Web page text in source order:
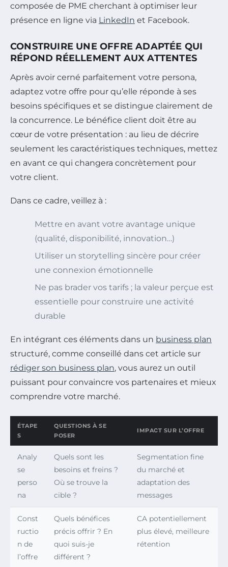
composée de PME cherchant à optimiser leur
présence en ligne via LinkedIn et Facebook.
CONSTRUIRE UNE OFFRE ADAPTÉE QUI
RÉPOND RÉELLEMENT AUX ATTENTES
Après avoir cerné parfaitement votre persona,
adaptez votre offre pour qu’elle réponde à ses
besoins spécifiques et se distingue clairement de
la concurrence. Le bénéfice client doit être au
cœur de votre présentation : au lieu de décrire
seulement les caractéristiques techniques, mettez
en avant ce qui changera concrètement pour
votre client.
Dans ce cadre, veillez à :
Mettre en avant votre avantage unique
(qualité, disponibilité, innovation…)
Utiliser un storytelling sincère pour créer
une connexion émotionnelle
Ne pas brader vos tarifs ; la valeur perçue est
essentielle pour construire une activité
durable
En intégrant ces éléments dans un business plan
structuré, comme conseillé dans cet article sur
rédiger son business plan, vous aurez un outil
puissant pour convaincre vos partenaires et mieux
comprendre votre marché.
ÉTAPE
S
QUESTIONS À SE
POSER
IMPAСT SUR L’OFFRE
Analy
se
perso
na
Quels sont les
besoins et freins ?
Où se trouve la
cible ?
Segmentation fine
du marché et
adaptation des
messages
Const
ructio
n de
l’offre
Quels bénéfices
précis offrir ? En
quoi suis-je
différent ?
CA potentiellement
plus élevé, meilleure
rétention